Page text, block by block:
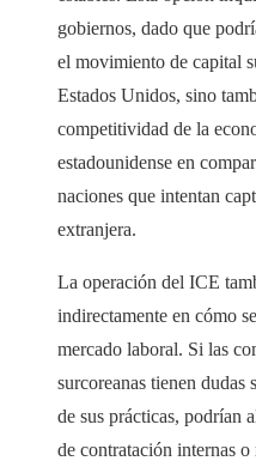
gobiernos, dado que
el movimiento de capital
Estados Unidos, sino
competitividad de la
estadounidense en
naciones que intentan
extranjera.
La operación del ICE
indirectamente en cómo
mercado laboral. Si las
surcoreanas tienen dudas
de sus prácticas, podrían
de contratación internas o